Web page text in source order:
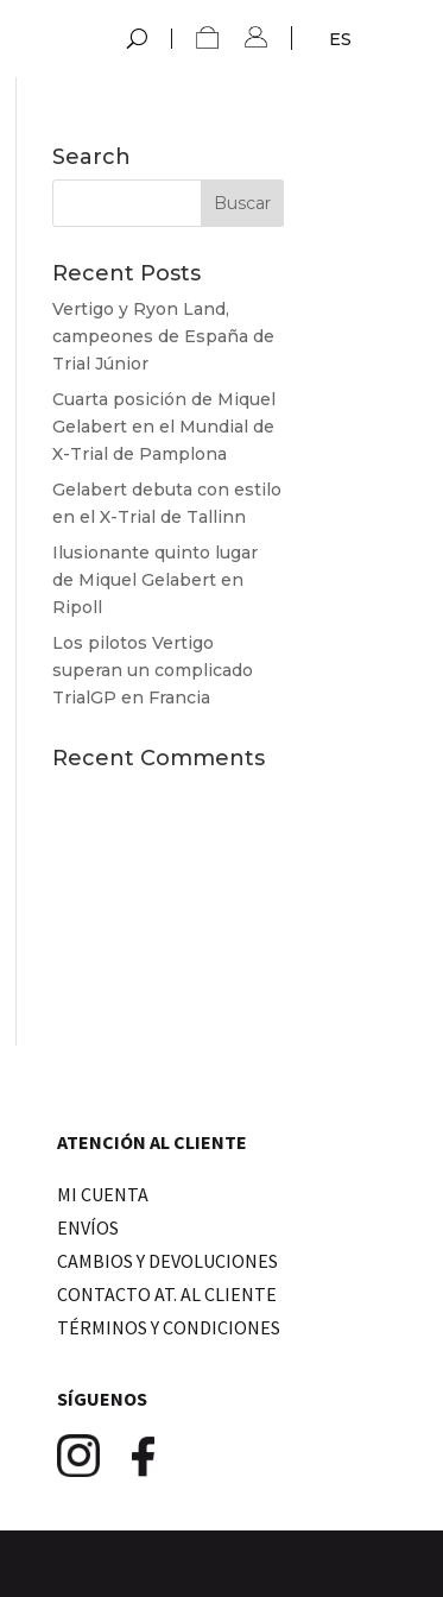
ES
Search
Recent Posts
Vertigo y Ryon Land,
campeones de España de
Trial Júnior
Cuarta posición de Miquel
Gelabert en el Mundial de
X-Trial de Pamplona
Gelabert debuta con estilo
en el X-Trial de Tallinn
Ilusionante quinto lugar
de Miquel Gelabert en
Ripoll
Los pilotos Vertigo
superan un complicado
TrialGP en Francia
Recent Comments
ATENCIÓN AL CLIENTE
MI CUENTA
ENVÍOS
CAMBIOS Y DEVOLUCIONES
CONTACTO AT. AL CLIENTE
TÉRMINOS Y CONDICIONES
SÍGUENOS